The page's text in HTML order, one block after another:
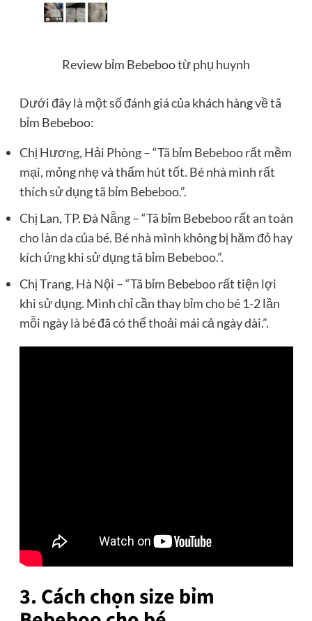
Review bỉm Bebeboo từ phụ huynh
Dưới đây là một số đánh giá của khách hàng về tã
bỉm Bebeboo:
Chị Hương, Hải Phòng – “Tã bỉm Bebeboo rất mềm
mại, mỏng nhẹ và thấm hút tốt. Bé nhà mình rất
thích sử dụng tã bỉm Bebeboo.”.
Chị Lan, TP. Đà Nẵng – “Tã bỉm Bebeboo rất an toàn
cho làn da của bé. Bé nhà mình không bị hăm đỏ hay
kích ứng khi sử dụng tã bỉm Bebeboo.”.
Chị Trang, Hà Nội – “Tã bỉm Bebeboo rất tiện lợi
khi sử dụng. Mình chỉ cần thay bỉm cho bé 1-2 lần
mỗi ngày là bé đã có thể thoải mái cả ngày dài.”.
3. Cách chọn size bỉm